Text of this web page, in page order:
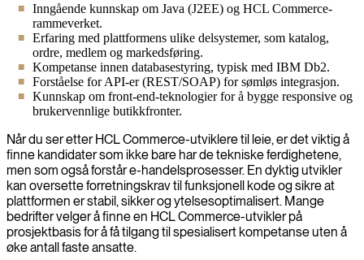
Inngående kunnskap om Java (J2EE) og HCL Commerce-
rammeverket.
Erfaring med plattformens ulike delsystemer, som katalog,
ordre, medlem og markedsføring.
Kompetanse innen databasestyring, typisk med IBM Db2.
Forståelse for API-er (REST/SOAP) for sømløs integrasjon.
Kunnskap om front-end-teknologier for å bygge responsive og
brukervennlige butikkfronter.
Når du ser etter HCL Commerce-utviklere til leie, er det viktig å
finne kandidater som ikke bare har de tekniske ferdighetene,
men som også forstår e-handelsprosesser. En dyktig utvikler
kan oversette forretningskrav til funksjonell kode og sikre at
plattformen er stabil, sikker og ytelsesoptimalisert. Mange
bedrifter velger å finne en HCL Commerce-utvikler på
prosjektbasis for å få tilgang til spesialisert kompetanse uten å
øke antall faste ansatte.